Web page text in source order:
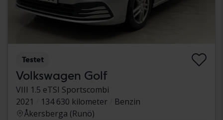
Testet
Volkswagen Golf
VIII 1.5 eTSI Sportscombi
2021
134 630 kilometer
Benzin
Åkersberga (Runö)